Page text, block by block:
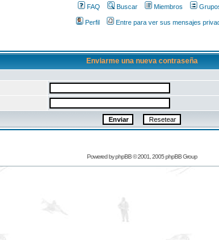
FAQ Buscar Miembros
Perfil Entre para ver sus mensajes
Enviarme una nueva contraseña
Powered byphpBB© 2001, 2005 phpBB Group